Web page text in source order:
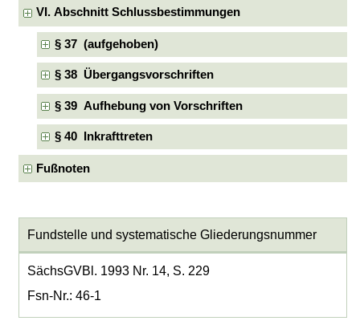
VI. Abschnitt Schlussbestimmungen
§ 37 (aufgehoben)
§ 38 Übergangsvorschriften
§ 39 Aufhebung von Vorschriften
§ 40 Inkrafttreten
Fußnoten
Fundstelle und systematische Gliederungsnummer
SächsGVBl. 1993 Nr. 14, S. 229
Fsn-Nr.: 46-1